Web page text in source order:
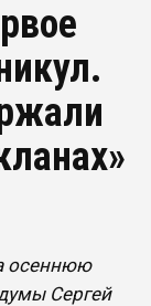
осеннюю
Сергей